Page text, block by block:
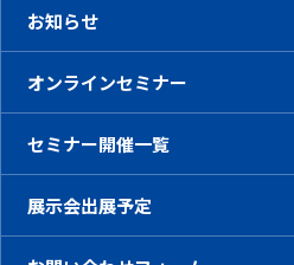
お知らせ
オンラインセミナー
セミナー開催一覧
展示会出展予定